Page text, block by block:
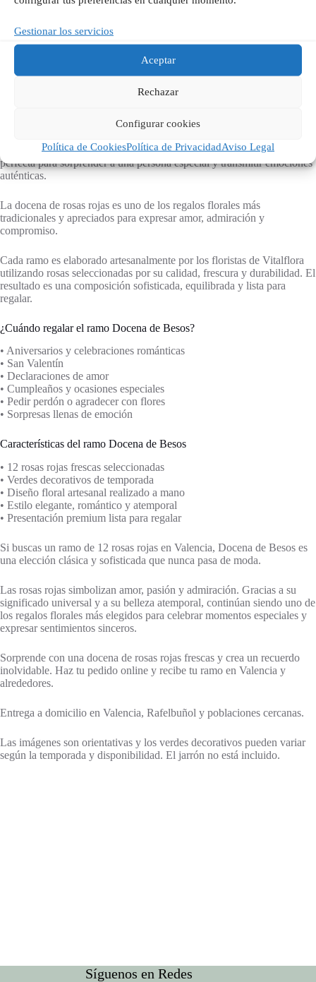
Gestionar los servicios
Aceptar
Rechazar
Configurar cookies
Política de CookiesPolítica de PrivacidadAviso Legal
Valoraciones (0)
expresar amor, pasión y admiración a través de una de las flores más
clásica y profundo simbolismo, convirtiendo este ramo en una opción
perfecta para sorprender a una persona especial y transmitir emociones
auténticas.
La docena de rosas rojas es uno de los regalos florales más
tradicionales y apreciados para expresar amor, admiración y
compromiso.
Cada ramo es elaborado artesanalmente por los floristas de Vitalflora
utilizando rosas seleccionadas por su calidad, frescura y durabilidad. El
resultado es una composición sofisticada, equilibrada y lista para
regalar.
¿Cuándo regalar el ramo Docena de Besos?
• Aniversarios y celebraciones románticas
• San Valentín
• Declaraciones de amor
• Cumpleaños y ocasiones especiales
• Pedir perdón o agradecer con flores
• Sorpresas llenas de emoción
Características del ramo Docena de Besos
• 12 rosas rojas frescas seleccionadas
• Verdes decorativos de temporada
• Diseño floral artesanal realizado a mano
• Estilo elegante, romántico y atemporal
• Presentación premium lista para regalar
Si buscas un ramo de 12 rosas rojas en Valencia, Docena de Besos es
una elección clásica y sofisticada que nunca pasa de moda.
Las rosas rojas simbolizan amor, pasión y admiración. Gracias a su
significado universal y a su belleza atemporal, continúan siendo uno de
los regalos florales más elegidos para celebrar momentos especiales y
expresar sentimientos sinceros.
Sorprende con una docena de rosas rojas frescas y crea un recuerdo
inolvidable. Haz tu pedido online y recibe tu ramo en Valencia y
alrededores.
Entrega a domicilio en Valencia, Rafelbuñol y poblaciones cercanas.
Las imágenes son orientativas y los verdes decorativos pueden variar
según la temporada y disponibilidad. El jarrón no está incluido.
Síguenos en Redes